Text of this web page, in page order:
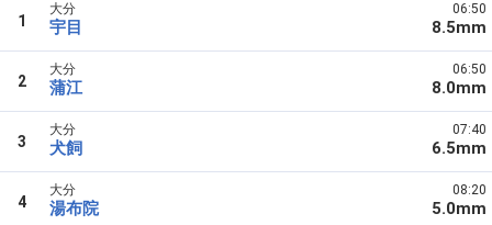
1
大分
宇目
06:50
8.5mm
2
大分
蒲江
06:50
8.0mm
3
大分
犬飼
07:40
6.5mm
4
大分
湯布院
08:20
5.0mm